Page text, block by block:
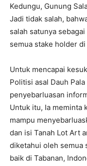
Kedungu, Gunung
Jadi tidak salah,
salah satunya
semua stake holder
Untuk mencapai
Politisi asal Dauh
penyebarluasan
Untuk itu, Ia meminta
mampu
dan isi Tanah Lot Art
diketahui oleh semua
baik di Tabanan,